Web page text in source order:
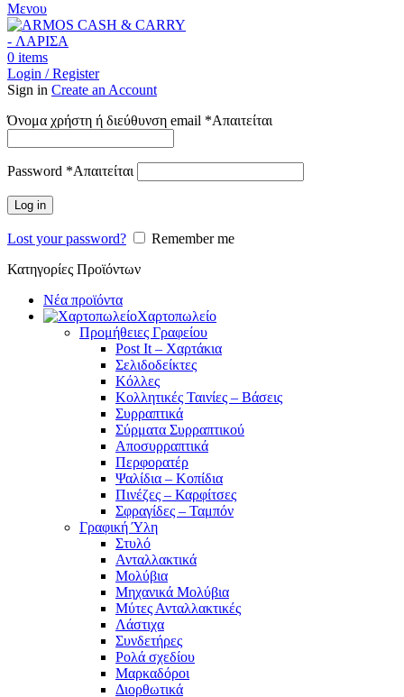
Μενου
0 items
Login / Register
Sign in Create an Account
Όνομα χρήστη ή διεύθυνση email *Απαιτείται
Password *Απαιτείται
Log in
Lost your password?
Remember me
Κατηγορίες Προϊόντων
Νέα προϊόντα
Χαρτοπωλείο
Προμήθειες Γραφείου
Post It – Χαρτάκια
Σελιδοδείκτες
Κόλλες
Κολλητικές Ταινίες – Βάσεις
Συρραπτικά
Σύρματα Συρραπτικού
Αποσυρραπτικά
Περφορατέρ
Ψαλίδια – Κοπίδια
Πινέζες – Καρφίτσες
Σφραγίδες – Ταμπόν
Γραφική Ύλη
Στυλό
Ανταλλακτικά
Μολύβια
Μηχανικά Μολύβια
Μύτες Ανταλλακτικές
Λάστιχα
Συνδετήρες
Ρολά σχεδίου
Μαρκαδόροι
Διορθωτικά